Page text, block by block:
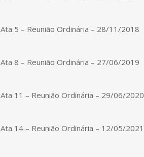
Ata 5 – Reunião Ordinária – 28/11/2018
Ata 8 – Reunião Ordinária – 27/06/2019
Ata 11 – Reunião Ordinária – 29/06/2020
Ata 14 – Reunião Ordinária – 12/05/2021